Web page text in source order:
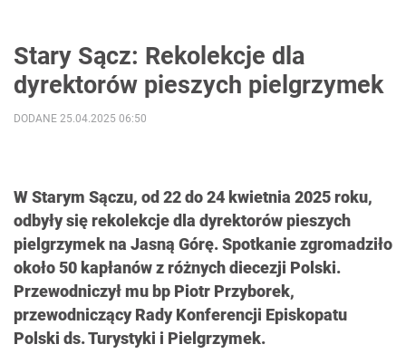
Stary Sącz: Rekolekcje dla
dyrektorów pieszych pielgrzymek
W Starym Sączu, od 22 do 24 kwietnia 2025 roku,
odbyły się rekolekcje dla dyrektorów pieszych
pielgrzymek na Jasną Górę. Spotkanie zgromadziło
około 50 kapłanów z różnych diecezji Polski.
Przewodniczył mu bp Piotr Przyborek,
przewodniczący Rady Konferencji Episkopatu
Polski ds. Turystyki i Pielgrzymek.
DODANE 25.04.2025 06:50